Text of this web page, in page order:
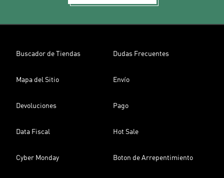
Buscador de Tiendas Dudas Frecuentes
Mapa del Sitio Envío
Devoluciones Pago
Data Fiscal Hot Sale
Cyber Monday Boton de Arrepentimiento